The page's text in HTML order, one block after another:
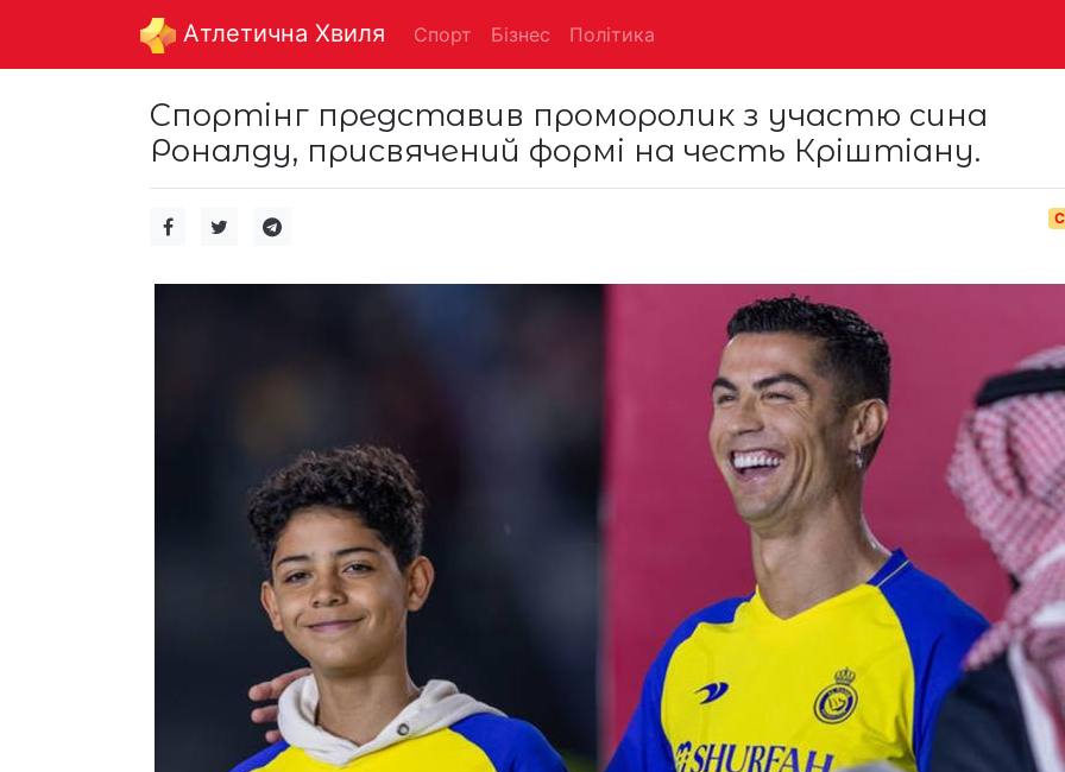
Aтлетична Хвиля Спорт Бізнес Політика
Спортінг представив проморолик з участю сина
Роналду, присвячений формі на честь Кріштіану.